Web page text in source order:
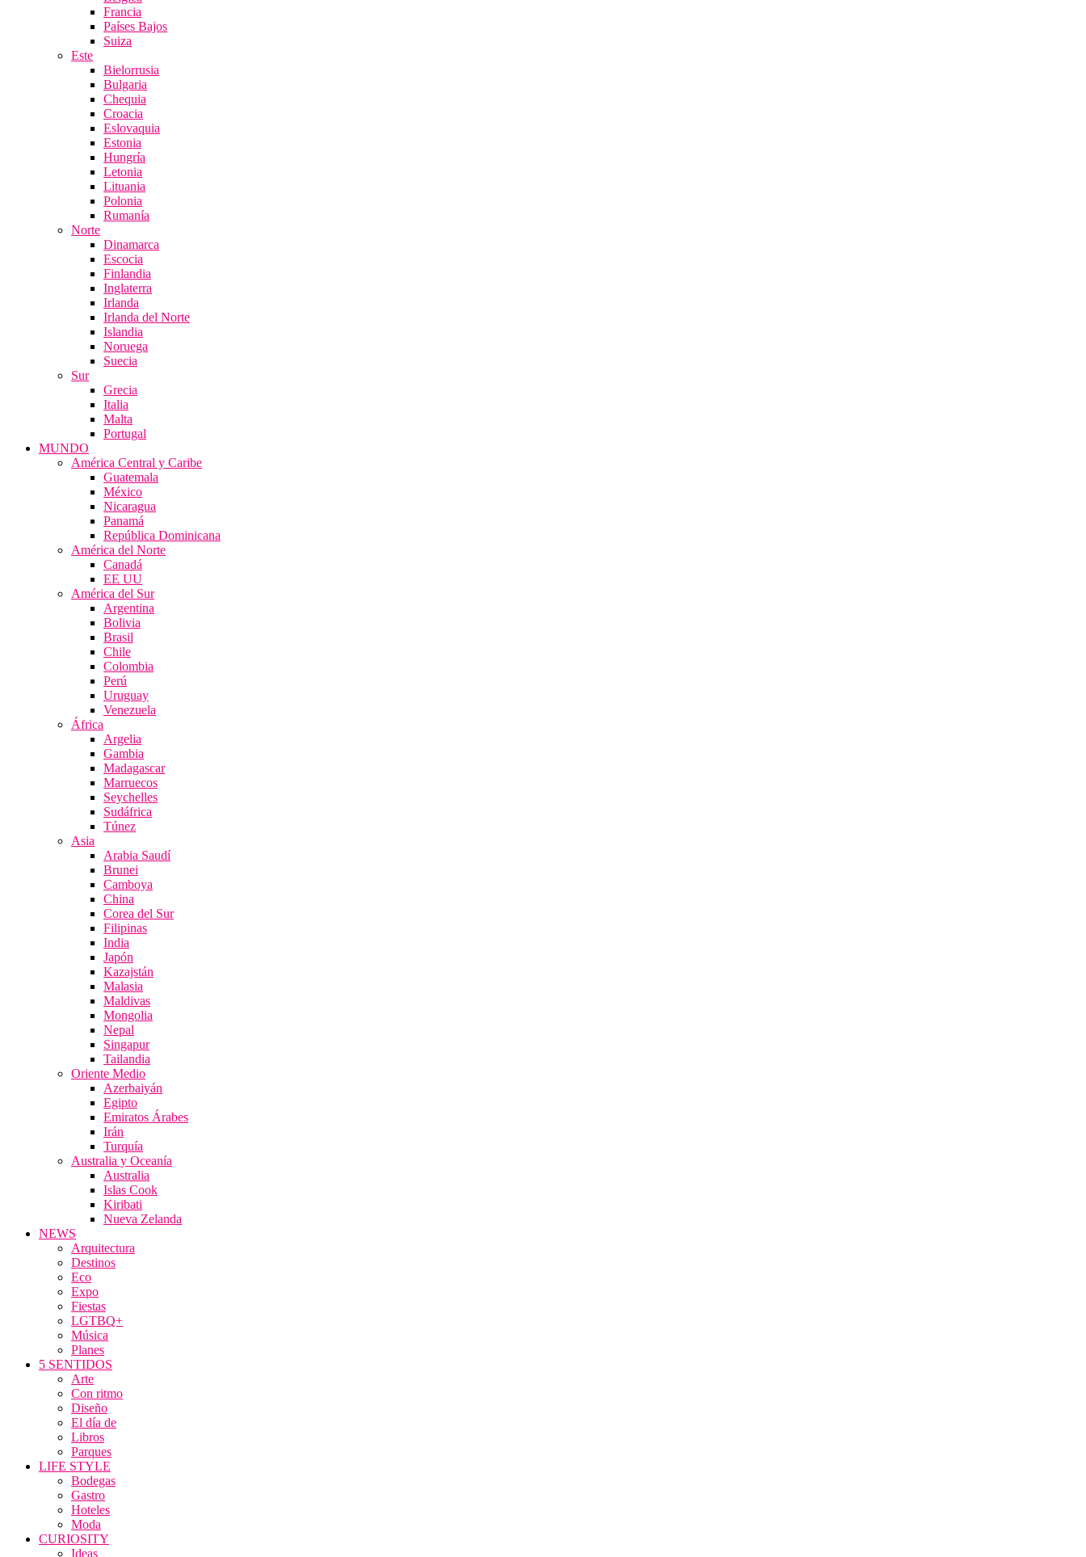
Francia
Países Bajos
Suiza
Este
Bielorrusia
Bulgaria
Chequia
Croacia
Eslovaquia
Estonia
Hungría
Letonia
Lituania
Polonia
Rumanía
Norte
Dinamarca
Escocia
Finlandia
Inglaterra
Irlanda
Irlanda del Norte
Islandia
Noruega
Suecia
Sur
Grecia
Italia
Malta
Portugal
MUNDO
América Central y Caribe
Guatemala
México
Nicaragua
Panamá
República Dominicana
América del Norte
Canadá
EE UU
América del Sur
Argentina
Bolivia
Brasil
Chile
Colombia
Perú
Uruguay
Venezuela
África
Argelia
Gambia
Madagascar
Marruecos
Seychelles
Sudáfrica
Túnez
Asia
Arabia Saudí
Brunei
Camboya
China
Corea del Sur
Filipinas
India
Japón
Kazajstán
Malasia
Maldivas
Mongolia
Nepal
Singapur
Tailandia
Oriente Medio
Azerbaiyán
Egipto
Emiratos Árabes
Irán
Turquía
Australia y Oceanía
Australia
Islas Cook
Kiribati
Nueva Zelanda
NEWS
Arquitectura
Destinos
Eco
Expo
Fiestas
LGTBQ+
Música
Planes
5 SENTIDOS
Arte
Con ritmo
Diseño
El día de
Libros
Parques
LIFE STYLE
Bodegas
Gastro
Hoteles
Moda
CURIOSITY
Ideas